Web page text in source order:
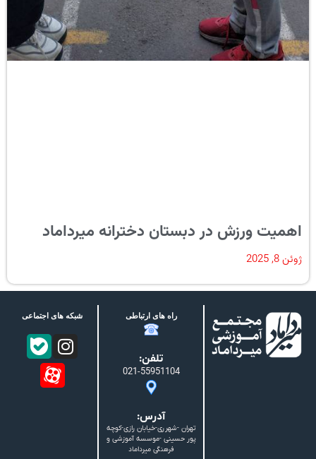
اهمیت ورزش در دبستان دخترانه میرداماد
ژوئن 8, 2025
راه های ارتباطی
تلفن:
021-55951104
آدرس:
تهران -شهرری-خیابان رازی-کوچه
پور حسینی -موسسه آموزشی و
فرهنگی میرداماد
شبکه های اجتماعی